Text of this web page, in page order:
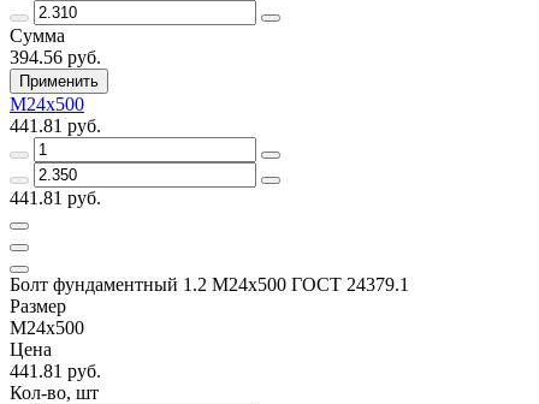
Сумма
394.56 руб.
Применить
М24х500
441.81 руб.
441.81 руб.
Болт фундаментный 1.2 М24х500 ГОСТ 24379.1
Размер
М24х500
Цена
441.81 руб.
Кол-во, шт